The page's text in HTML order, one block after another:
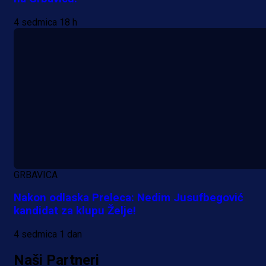
4 sedmica 18 h
GRBAVICA
Nakon odlaska Preleca: Nedim Jusufbegović
kandidat za klupu Želje!
4 sedmica 1 dan
Naši Partneri